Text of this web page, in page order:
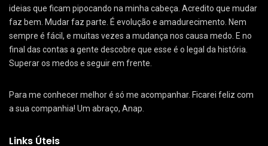
ideias que ficam pipocando na minha cabeça. Acredito que mudar
faz bem. Mudar faz parte. É evolução e amadurecimento. Nem
sempre é fácil, e muitas vezes a mudança nos causa medo. E no
final das contas a gente descobre que esse é o legal da história.
Superar os medos e seguir em frente.
Para me conhecer melhor é só me acompanhar. Ficarei feliz com
a sua companhia! Um abraço, Anap.
Links Úteis